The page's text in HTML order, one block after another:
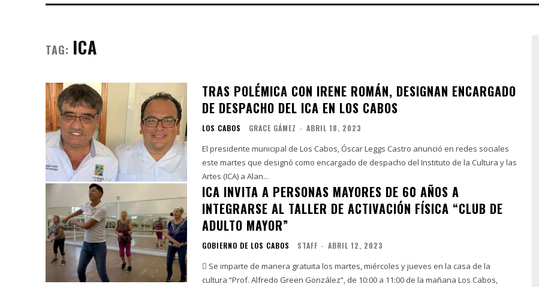
TAG: ICA
TRAS POLÉMICA CON IRENE ROMÁN, DESIGNAN ENCARGADO
DE DESPACHO DEL ICA EN LOS CABOS
LOS CABOS GRACE GÁMEZ - ABRIL 18, 2023
El presidente municipal de Los Cabos, Óscar Leggs Castro anunció en redes sociales
este martes que designó como encargado de despacho del Instituto de la Cultura y las
Artes (ICA) a Alan...
ICA INVITA A PERSONAS MAYORES DE 60 AÑOS A
INTEGRARSE AL TALLER DE ACTIVACIÓN FÍSICA “CLUB DE
ADULTO MAYOR”
GOBIERNO DE LOS CABOS STAFF - ABRIL 12, 2023
 Se imparte de manera gratuita los martes, miércoles y jueves en la casa de la
cultura “Prof. Alfredo Green González”, de 10:00 a 11:00 de la mañana Los Cabos,